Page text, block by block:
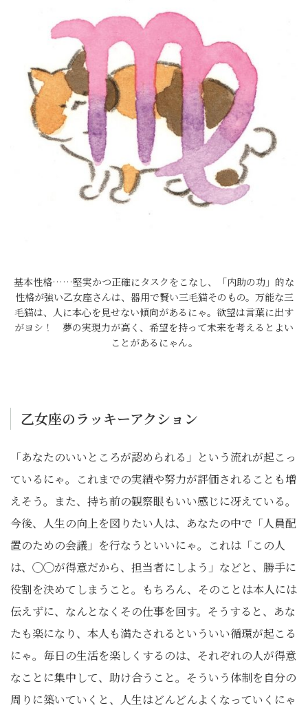
基本性格……堅実かつ正確にタスクをこなし、「内助の功」的な
性格が強い乙女座さんは、器用で賢い三毛猫そのもの。万能な三
毛猫は、人に本心を見せない傾向があるにゃ。欲望は言葉に出す
がヨシ！ 夢の実現力が高く、希望を持って未来を考えるとよい
ことがあるにゃん。
乙女座のラッキーアクション
「あなたのいいところが認められる」という流れが起こっ
ているにゃ。これまでの実績や努力が評価されることも増
えそう。また、持ち前の観察眼もいい感じに冴えている。
今後、人生の向上を図りたい人は、あなたの中で「人員配
置のための会議」を行なうといいにゃ。これは「この人
は、◯◯が得意だから、担当者にしよう」などと、勝手に
役割を決めてしまうこと。もちろん、そのことは本人には
伝えずに、なんとなくその仕事を回す。そうすると、あな
たも楽になり、本人も満たされるといういい循環が起こる
にゃ。毎日の生活を楽しくするのは、それぞれの人が得意
なことに集中して、助け合うこと。そういう体制を自分の
周りに築いていくと、人生はどんどんよくなっていくにゃ